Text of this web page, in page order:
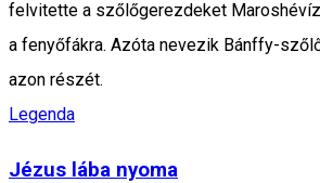
felvitette a szőlőgerezdeket
a fenyőfákra. Azóta nevezik Bánffy-
azon részét.
Legenda
Jézus lába nyoma